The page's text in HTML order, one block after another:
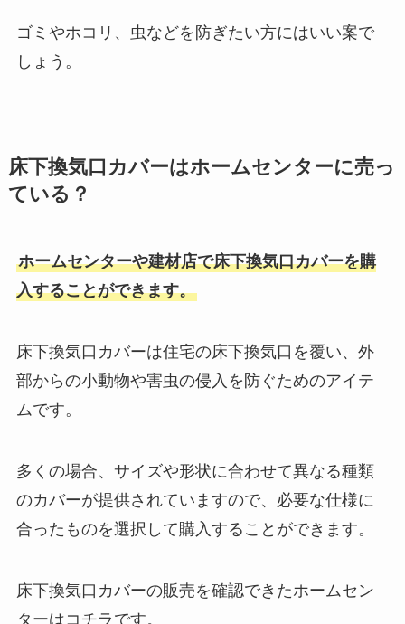
ゴミやホコリ、虫などを防ぎたい方にはいい案で
しょう。
床下換気口カバーはホームセンターに売っ
ている？
ホームセンターや建材店で床下換気口カバーを購
入することができます。
床下換気口カバーは住宅の床下換気口を覆い、外
部からの小動物や害虫の侵入を防ぐためのアイテ
ムです。
多くの場合、サイズや形状に合わせて異なる種類
のカバーが提供されていますので、必要な仕様に
合ったものを選択して購入することができます。
床下換気口カバーの販売を確認できたホームセン
ターはコチラです。